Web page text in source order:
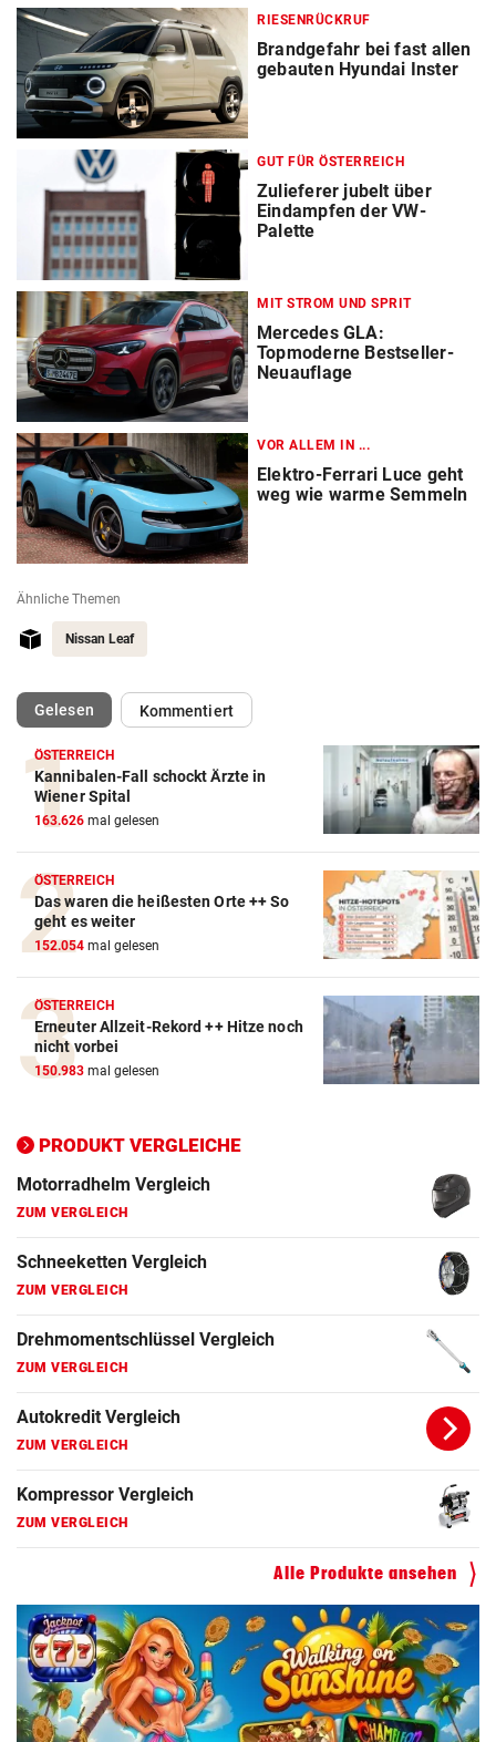
RIESENRÜCKRUF
Brandgefahr bei fast allen
gebauten Hyundai Inster
GUT FÜR ÖSTERREICH
Zulieferer jubelt über
Eindampfen der VW-
Palette
MIT STROM UND SPRIT
Mercedes GLA:
Topmoderne Bestseller-
Neuauflage
VOR ALLEM IN ...
Elektro-Ferrari Luce geht
weg wie warme Semmeln
Ähnliche Themen
Nissan Leaf
Gelesen(ausgewählt)Kommentiert
ÖSTERREICH
Kannibalen-Fall schockt Ärzte in
Wiener Spital
163.626 mal gelesen
ÖSTERREICH
Das waren die heißesten Orte ++ So
geht es weiter
152.054 mal gelesen
ÖSTERREICH
Erneuter Allzeit-Rekord ++ Hitze noch
nicht vorbei
150.983 mal gelesen
PRODUKT VERGLEICHE
Autobatterie Vergleich
ZUM VERGLEICH
Winterreifen Vergleich
ZUM VERGLEICH
Wagenheber Vergleich
ZUM VERGLEICH
ZUM VERGLEICH
Ganzjahresreifen Vergleich
ZUM VERGLEICH
Motorradhelm Vergleich
ZUM VERGLEICH
Schneeketten Vergleich
ZUM VERGLEICH
Drehmomentschlüssel Vergleich
ZUM VERGLEICH
Autokredit Vergleich
ZUM VERGLEICH
ZUM VERGLEICH
Alle Produkte ansehen